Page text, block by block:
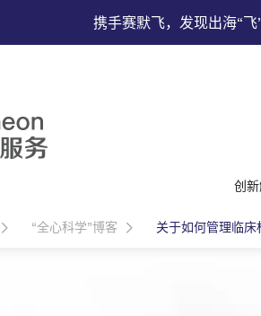
携手赛默飞，发现出海“飞
创
“全心科学”博客 关于如何管理临